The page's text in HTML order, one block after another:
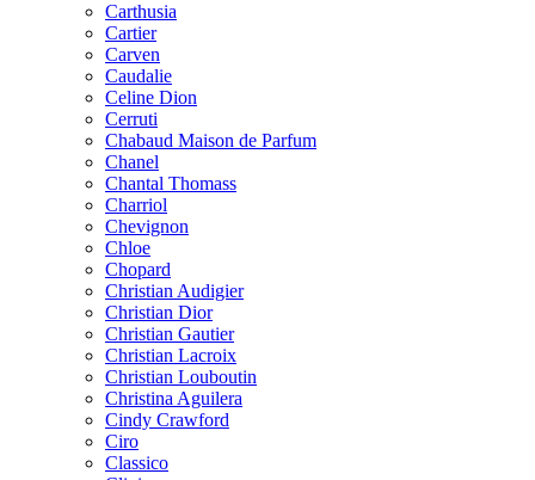
Carthusia
Cartier
Carven
Caudalie
Celine Dion
Cerruti
Chabaud Maison de Parfum
Chanel
Chantal Thomass
Charriol
Chevignon
Chloe
Chopard
Christian Audigier
Christian Dior
Christian Gautier
Christian Lacroix
Christian Louboutin
Christina Aguilera
Cindy Crawford
Ciro
Classico